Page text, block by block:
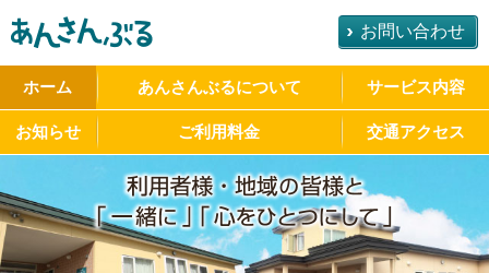
お問い合わせ
ホーム あんさんぶるについて サービス内容
お知らせ ご利用料金 交通アクセス